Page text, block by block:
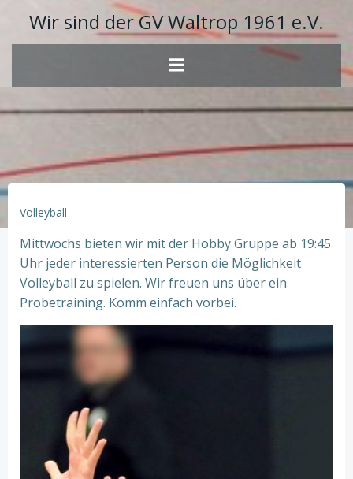
Inhalt
springen
Wir sind der GV Waltrop 1961 e.V.
Volleyball
Mittwochs bieten wir mit der Hobby Gruppe ab 19:45
Uhr jeder interessierten Person die Möglichkeit
Volleyball zu spielen. Wir freuen uns über ein
Probetraining. Komm einfach vorbei.